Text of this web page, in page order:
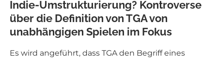
Indie-Umstrukturierung? Kontroverse
über die Definition von TGA von
unabhängigen Spielen im Fokus
Es wird angeführt, dass TGA den Begriff eines